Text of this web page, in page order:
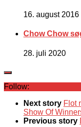
16. august 2016
Chow Chow
28. juli 2020
Follow:
Next story Flot
Show Of
Previous story